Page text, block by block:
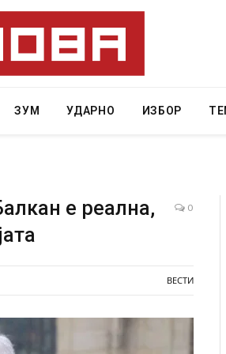
ЗУМ УДАРНО ИЗБОР
е реална,
0
ВЕСТИ
експлодира пред зграда во